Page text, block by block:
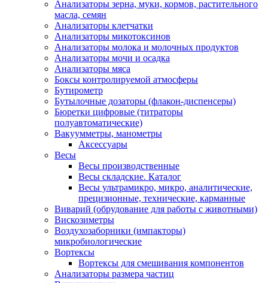
Анализаторы зерна, муки, кормов, растительного
масла, семян
Анализаторы клетчатки
Анализаторы микотоксинов
Анализаторы молока и молочных продуктов
Анализаторы мочи и осадка
Анализаторы мяса
Боксы контролируемой атмосферы
Бутирометр
Бутылочные дозаторы (флакон-диспенсеры)
Бюретки цифровые (титраторы
полуавтоматические)
Вакуумметры, манометры
Аксессуары
Весы
Весы производственные
Весы складские. Каталог
Весы ультрамикро, микро, аналитические,
прецизионные, технические, карманные
Виварий (обрудование для работы с животными)
Вискозиметры
Воздухозаборники (импакторы)
микробиологические
Вортексы
Вортексы для смешивания компонентов
Анализаторы размера частиц